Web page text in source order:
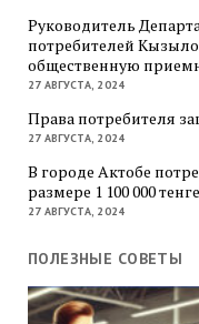
Руководитель
потребителей
общественную
27 АВГУСТА, 2024
Права потребителя
27 АВГУСТА, 2024
В городе Актобе
размере 1 100 000 тенге
27 АВГУСТА, 2024
ПОЛЕЗНЫЕ СОВЕТЫ